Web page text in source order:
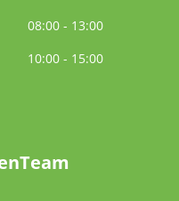
08:00 - 13:00
10:00 - 15:00